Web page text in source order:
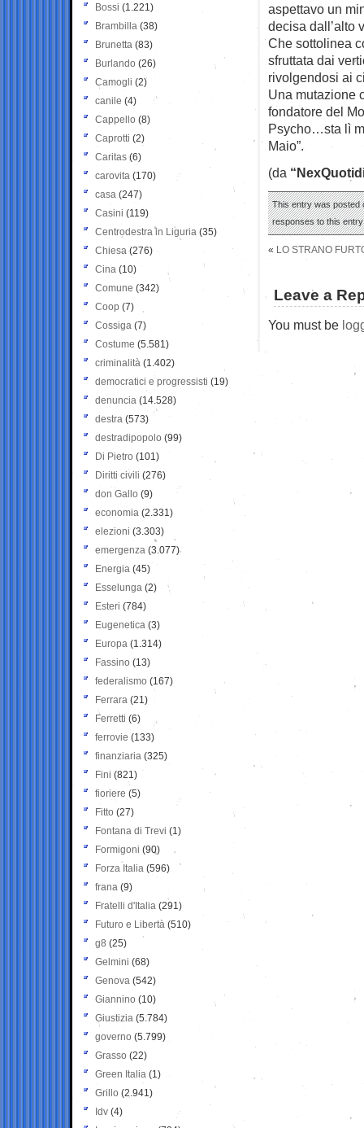
aspettavo un
decisa dall’alto
Che sottolinea
sfruttata dai
rivolgendosi ai
Una mutazione
fondatore del
Psycho…sta lì
Maio”.
(da
This entry was posted
responses to this
« LO STRANO
Leave a
You must be
Bossi (1.221)
Brambilla (38)
Brunetta (83)
Burlando (26)
Camogli (2)
canile (4)
Cappello (8)
Caprotti (2)
Caritas (6)
carovita (170)
casa (247)
Casini (119)
Centrodestra in Liguria (35)
Chiesa (276)
Cina (10)
Comune (342)
Coop (7)
Cossiga (7)
Costume (5.581)
criminalità (1.402)
democratici e progressisti (19)
denuncia (14.528)
destra (573)
destradipopolo (99)
Di Pietro (101)
Diritti civili (276)
don Gallo (9)
economia (2.331)
elezioni (3.303)
emergenza (3.077)
Energia (45)
Esselunga (2)
Esteri (784)
Eugenetica (3)
Europa (1.314)
Fassino (13)
federalismo (167)
Ferrara (21)
Ferretti (6)
ferrovie (133)
finanziaria (325)
Fini (821)
fioriere (5)
Fitto (27)
Fontana di Trevi (1)
Formigoni (90)
Forza Italia (596)
frana (9)
Fratelli d'Italia (291)
Futuro e Libertà (510)
g8 (25)
Gelmini (68)
Genova (542)
Giannino (10)
Giustizia (5.784)
governo (5.799)
Grasso (22)
Green Italia (1)
Grillo (2.941)
Idv (4)